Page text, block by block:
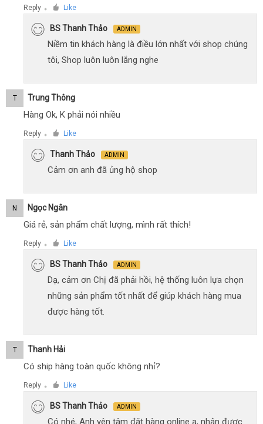
Reply ● Like
BS Thanh Thảo ADMIN
Niềm tin khách hàng là điều lớn nhất với shop chúng
tôi, Shop luôn luôn lắng nghe
T Trung Thông
Hàng Ok, K phải nói nhiều
Reply ● Like
Thanh Thảo ADMIN
Cảm ơn anh đã ủng hộ shop
N Ngọc Ngân
Giá rẻ, sản phẩm chất lượng, mình rất thích!
Reply ● Like
BS Thanh Thảo ADMIN
Dạ, cảm ơn Chị đã phải hồi, hệ thống luôn lựa chọn
những sản phẩm tốt nhất để giúp khách hàng mua
được hàng tốt.
T Thanh Hải
Có ship hàng toàn quốc không nhỉ?
Reply ● Like
BS Thanh Thảo ADMIN
Có nhé, Anh yên tâm đặt hàng online ạ, nhận được